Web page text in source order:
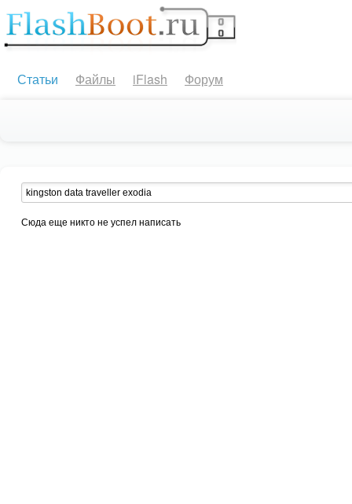
Статьи Файлы iFlash Форум
Сюда еще никто не успел написать